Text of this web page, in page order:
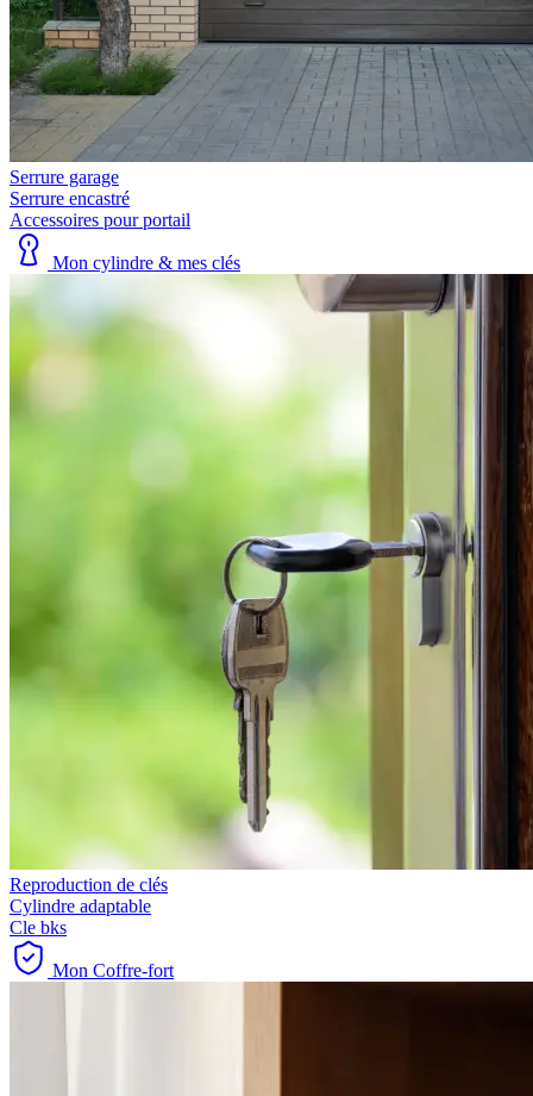
Serrure garage
Serrure encastré
Accessoires pour portail
Mon cylindre & mes clés
Reproduction de clés
Cylindre adaptable
Cle bks
Mon Coffre-fort